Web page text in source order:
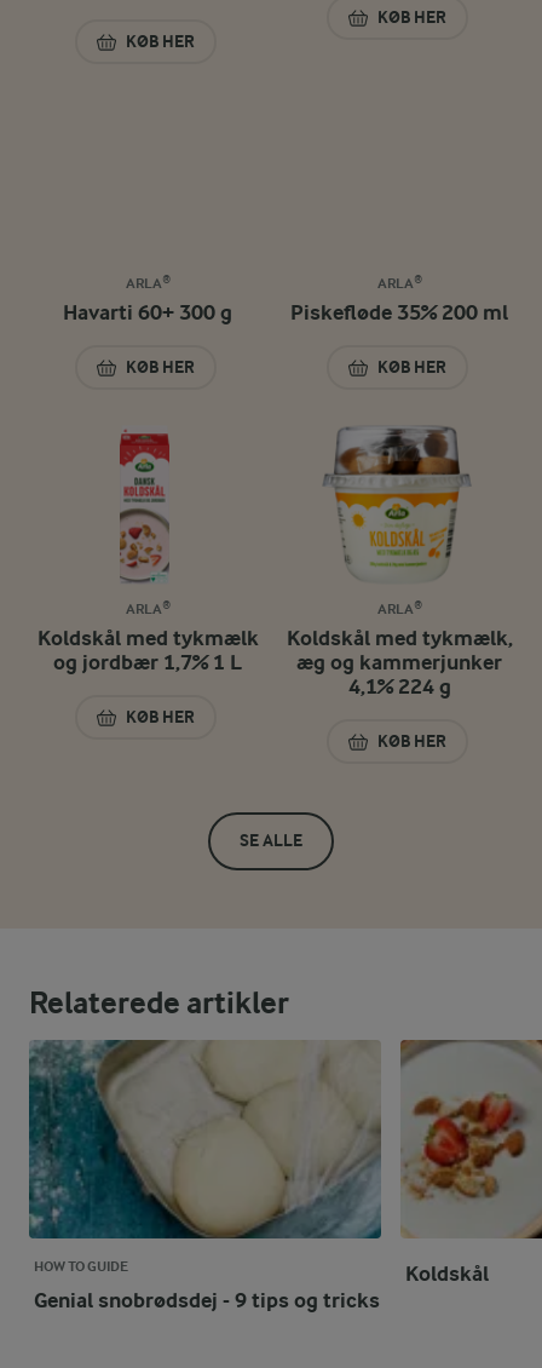
KØB HER
ØKOLOGISK LATTE ART 0,9% 1 L
KØB HER
KÆRNEMÆLK
ARLA®
Havarti 60+ 300 g
KØB HER
HAVARTI 60+ 300 G
ARLA®
Piskefløde 35% 200 ml
KØB HER
PISKEFLØDE 35%
ARLA®
Koldskål med tykmælk
og jordbær 1,7% 1 L
KØB HER
KOLDSKÅL MED TYKMÆLK OG JORDBÆR 1,7% 1 L
ARLA®
Koldskål med tykmælk,
æg og kammerjunker
4,1% 224 g
KØB HER
KOLDSKÅL MED
SE ALLE
Relaterede artikler
HOW TO GUIDE
Genial snobrødsdej - 9 tips og tricks
Koldskål